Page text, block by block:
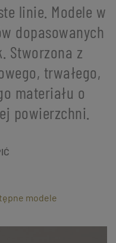
linie. Modele w
dopasowanych
Stworzona z
trwałego,
materiału o
powierzchni.
modele